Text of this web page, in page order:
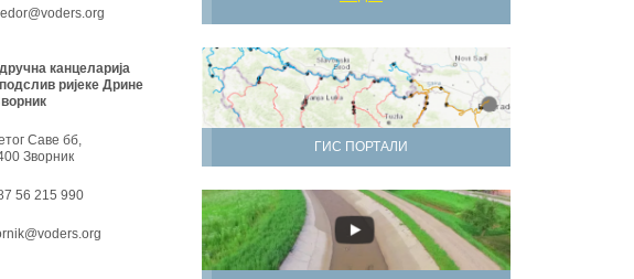
ГИС ПОРТАЛИ
канцеларија
ријеке Дрине
Саве бб,
Зворник
56 215 990